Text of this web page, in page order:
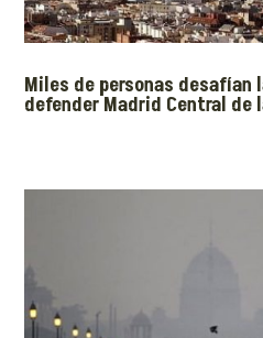
Miles de personas desafían
defender Madrid Central de